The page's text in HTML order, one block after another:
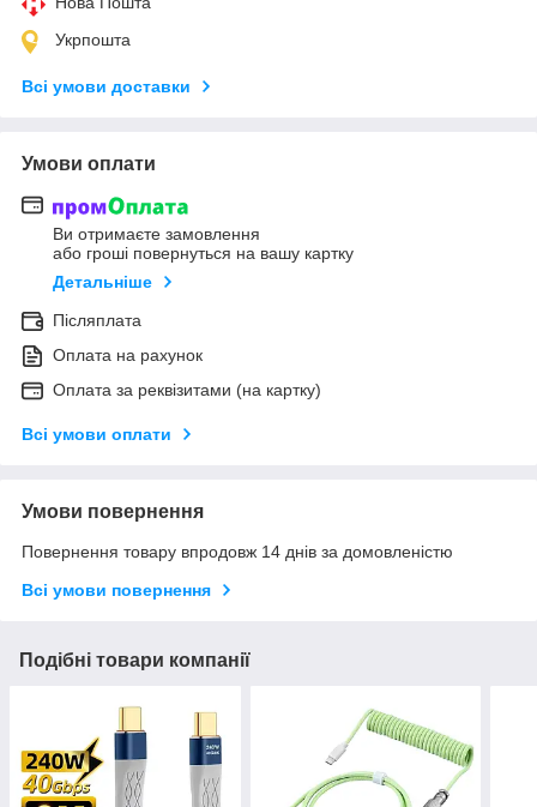
Укрпошта
Всі умови доставки
Умови оплати
Ви отримаєте замовлення
або гроші повернуться на вашу картку
Детальніше
Післяплата
Оплата на рахунок
Оплата за реквізитами (на картку)
Всі умови оплати
Умови повернення
Повернення товару впродовж 14 днів за домовленістю
Всі умови повернення
Подібні товари компанії